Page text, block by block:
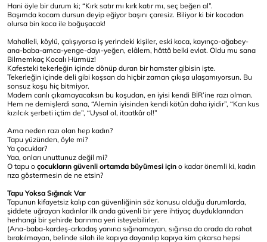
Hani öyle bir durum ki; “Kırk satır mı kırk katır mı, seç beğen al”.
Başımda kocam dursun deyip eğiyor başını çaresiz. Biliyor ki bir kocadan
olursa bin koca ile boğuşacak!
Mahalleli, köylü, çalışıyorsa iş yerindeki kişiler, eski koca, kayınço-ağabey-
ana-baba-amca-yenge-dayı-yeğen, elâlem, hâttâ belki evlat. Oldu mu sana
Bilmemkaç Kocalı Hürmüz!
Kafesteki tekerleğin içinde dönüp duran bir hamster gibisin işte.
Tekerleğin içinde deli gibi koşsan da hiçbir zaman çıkışa ulaşamıyorsun. Bu
sonsuz koşu hiç bitmiyor.
Madem canlı çıkamayacaksın bu koşudan, en iyisi kendi BİR’ine razı olman.
Hem ne demişlerdi sana, “Alemin iyisinden kendi kötün daha iyidir”, “Kan kus
kızılcık şerbeti içtim de”, “Uysal ol, itaatkâr ol!”
Ama neden razı olan hep kadın?
Tapu yüzünden, öyle mi?
Ya çocuklar?
Yaa, onları unuttunuz değil mi?
O tapu o çocukların güvenli ortamda büyümesi için o kadar önemli ki, kadın
rıza göstermesin de ne etsin?
Tapu Yoksa Sığınak Var
Tapunun kifayetsiz kalıp can güvenliğinin söz konusu olduğu durumlarda,
şiddete uğrayan kadınlar ilk anda güvenli bir yere ihtiyaç duyduklarından
herhangi bir şehirde barınma yeri isteyebilirler.
(Ana-baba-kardeş-arkadaş yanına sığınamayan, sığınsa da orada da rahat
bırakılmayan, belinde silah ile kapıya dayanılıp kapıya kim çıkarsa hepsi